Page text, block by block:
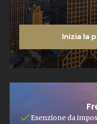
Inizia la
Esenzione da